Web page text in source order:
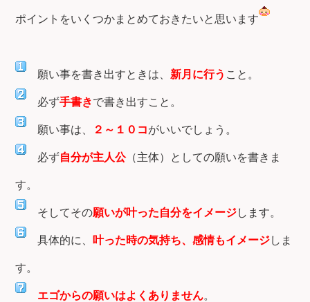
ポイントをいくつかまとめておきたいと思います
願い事を書き出すときは、 新月に行う こと。
必ず手書きで書き出すこと。
願い事は、 ２～１０コがいいでしょう。
必ず自分が主人公（主体）としての願いを書きま
す。
そしてその願いが叶った自分をイメージします。
具体的に、 叶った時の気持ち、感情もイメージしま
す。
エゴからの願いはよくありません。